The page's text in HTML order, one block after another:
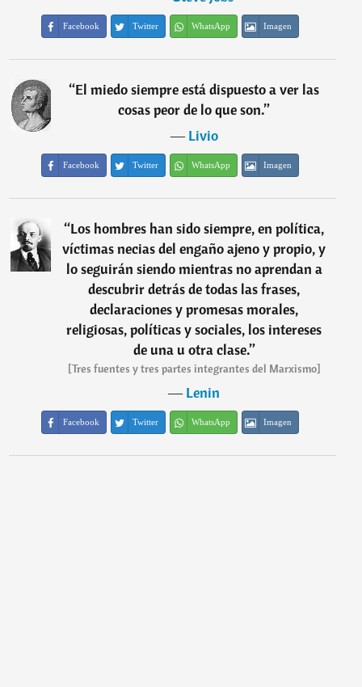
Facebook Twitter WhatsApp Imagen
“El miedo siempre está dispuesto a ver las
cosas peor de lo que son.”
―Livio
Facebook Twitter WhatsApp Imagen
“Los hombres han sido siempre, en política,
víctimas necias del engaño ajeno y propio, y
lo seguirán siendo mientras no aprendan a
descubrir detrás de todas las frases,
declaraciones y promesas morales,
religiosas, políticas y sociales, los intereses
de una u otra clase.”
[Tres fuentes y tres partes integrantes del Marxismo]
―Lenin
Facebook Twitter WhatsApp Imagen